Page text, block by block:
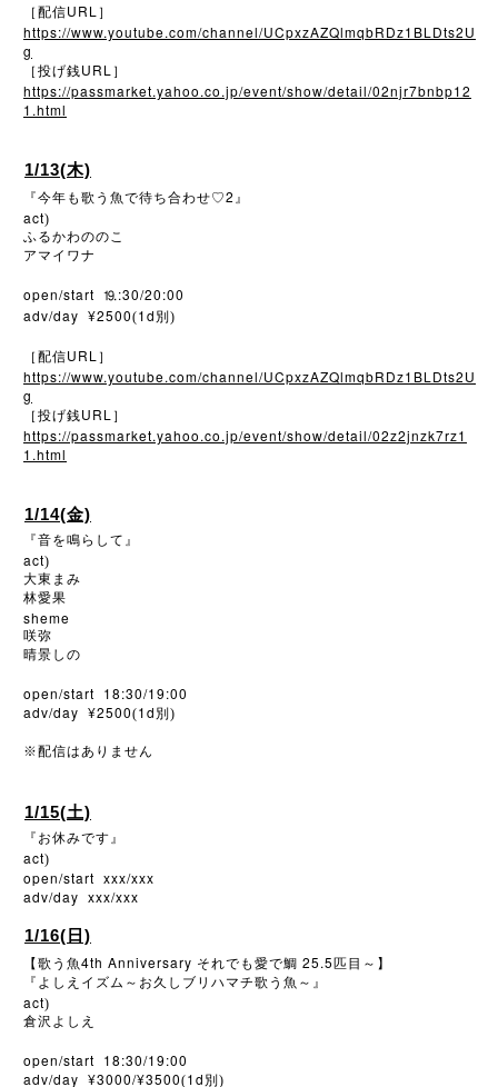
［配信URL ］
https://www.youtube.com/channel/UCpxzAZQlmqbRDz1BLDts2U
g
［投げ銭URL ］
https://passmarket.yahoo.co.jp/event/show/detail/02njr7bnbp12
1.html
1/13(木)
『今年も歌う魚で待ち合わせ♡2 』
act)
ふるかわののこ
アマイワナ
open/start ⒚:30/20:00
adv/day ¥2500(1d 別)
［配信URL ］
https://www.youtube.com/channel/UCpxzAZQlmqbRDz1BLDts2U
g
［投げ銭URL ］
https://passmarket.yahoo.co.jp/event/show/detail/02z2jnzk7rz1
1.html
1/14(金)
『音を鳴らして』
act)
大東まみ
林愛果
sheme
咲弥
晴景しの
open/start 18:30/19:00
adv/day ¥2500(1d 別)
※配信はありません
1/15(土)
『お休みです』
act)
open/start xxx/xxx
adv/day xxx/xxx
1/16(日)
【歌う魚4th Anniversary それでも愛で鯛 25.5 匹目～】
『よしえイズム～お久しブリハマチ歌う魚～』
act)
倉沢よしえ
open/start 18:30/19:00
adv/day ¥3000/¥3500(1d 別)